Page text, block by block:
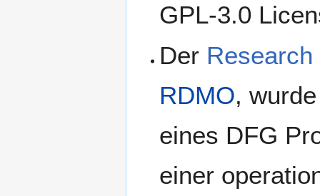
GPL-3.0
Der
RDMO,
eines DFG
einer